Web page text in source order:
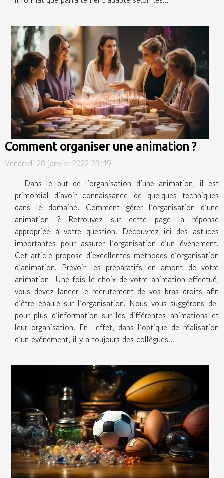
Comment organiser une animation ?
Vendredi 28 janvier 2022 23:49
Dans le but de l’organisation d’une animation, il est
primordial d’avoir connaissance de quelques techniques
dans le domaine. Comment gérer l’organisation d’une
animation ? Retrouvez sur cette page la réponse
appropriée à votre question. Découvrez ici des astuces
importantes pour assurer l’organisation d’un événement.
Cet article propose d’excellentes méthodes d’organisation
d’animation. Prévoir les préparatifs en amont de votre
animation Une fois le choix de votre animation effectué,
vous devez lancer le recrutement de vos bras droits afin
d’être épaulé sur l’organisation. Nous vous suggérons de
pour plus d’information sur les différentes animations et
leur organisation. En effet, dans l’optique de réalisation
d’un événement, il y a toujours des collègues...